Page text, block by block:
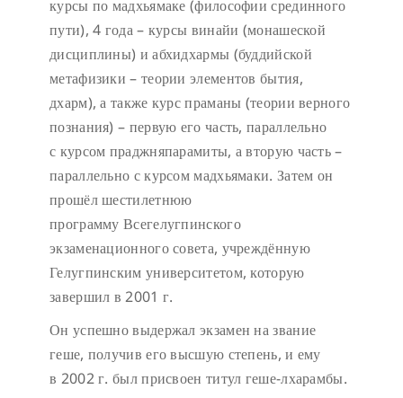
курсы по мадхьямаке (философии срединного
пути), 4 года – курсы винайи (монашеской
дисциплины) и абхидхармы (буддийской
метафизики – теории элементов бытия,
дхарм), а также курс праманы (теории верного
познания) – первую его часть, параллельно
с курсом праджняпарамиты, а вторую часть –
параллельно с курсом мадхьямаки. Затем он
прошёл шестилетнюю
программу Всегелугпинского
экзаменационного совета, учреждённую
Гелугпинским университетом, которую
завершил в 2001 г.
Он успешно выдержал экзамен на звание
геше, получив его высшую степень, и ему
в 2002 г. был присвоен титул геше-лхарамбы.